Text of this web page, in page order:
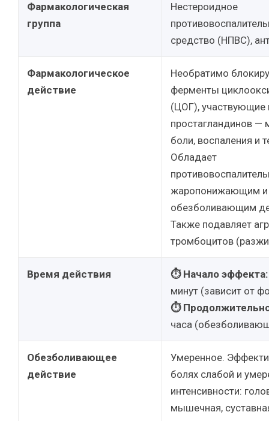
Фармакологическая
группа
Нестероидное
средство (НПВС),
Фармакологическое
действие
Необратимо
ферменты
(ЦОГ), участвующие
простагландинов —
боли, воспаления и
Обладает
жаропонижающим и
обезболивающим
Также подавляет
тромбоцитов
Время действия ⏱ Начало эффекта:
минут (зависит от
⏱
часа
Обезболивающее
действие
Умеренное.
болях слабой и
интенсивности:
мышечная,